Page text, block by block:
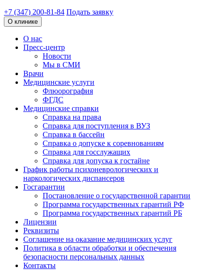
+7 (347) 200-81-84 Подать заявку
О клинике
О нас
Пресс-центр
Новости
Мы в СМИ
Врачи
Медицинские услуги
Флюорография
ФГДС
Медицинские справки
Справка на права
Справка для поступления в ВУЗ
Справка в бассейн
Справка о допуске к соревнованиям
Справка для госслужащих
Справка для допуска к гостайне
График работы психоневрологических и
наркологических диспансеров
Госгарантии
Постановление о государственной гарантии
Программа государственных гарантий РФ
Программа государственных гарантий РБ
Лицензии
Реквизиты
Соглашение на оказание медицинских услуг
Политика в области обработки и обеспечения
безопасности персональных данных
Контакты